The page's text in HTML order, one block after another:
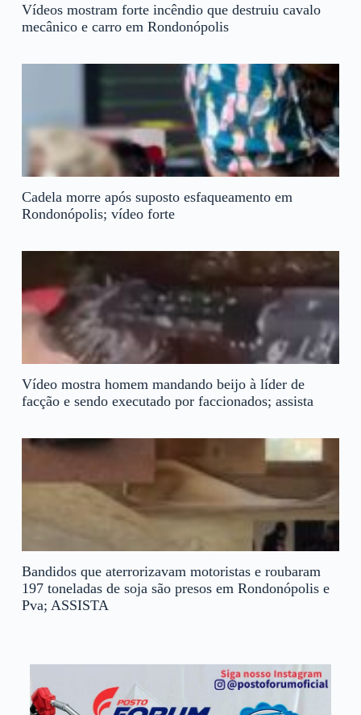
Vídeos mostram forte incêndio que destruiu cavalo
mecânico e carro em Rondonópolis
Cadela morre após suposto esfaqueamento em
Rondonópolis; vídeo forte
Vídeo mostra homem mandando beijo à líder de
facção e sendo executado por faccionados; assista
Bandidos que aterrorizavam motoristas e roubaram
197 toneladas de soja são presos em Rondonópolis e
Pva; ASSISTA